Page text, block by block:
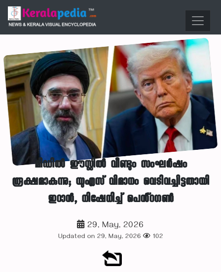
മിഡിൽ ഈസ്റ്റിൽ വീണ്ടും സംഘർഷം
രൂക്ഷമാകുന്നു; യുഎസ് വിമാനം വെടിവച്ചിട്ടതായി
ഇറാൻ, നിഷേധിച്ച് പെൻ്റഗൺ
29, May, 2026
Updated on 29, May, 2026 102